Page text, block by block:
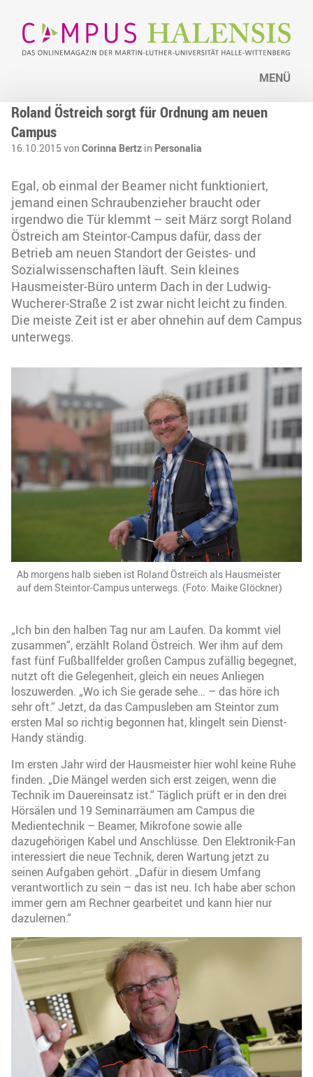
MENÜ
Roland Östreich sorgt für Ordnung am neuen
Campus
16.10.2015 von Corinna Bertz in Personalia
Egal, ob einmal der Beamer nicht funktioniert,
jemand einen Schraubenzieher braucht oder
irgendwo die Tür klemmt – seit März sorgt Roland
Östreich am Steintor-Campus dafür, dass der
Betrieb am neuen Standort der Geistes- und
Sozialwissenschaften läuft. Sein kleines
Hausmeister-Büro unterm Dach in der Ludwig-
Wucherer-Straße 2 ist zwar nicht leicht zu finden.
Die meiste Zeit ist er aber ohnehin auf dem Campus
unterwegs.
Ab morgens halb sieben ist Roland Östreich als Hausmeister
auf dem Steintor-Campus unterwegs. (Foto: Maike Glöckner)
„Ich bin den halben Tag nur am Laufen. Da kommt viel
zusammen“, erzählt Roland Östreich. Wer ihm auf dem
fast fünf Fußballfelder großen Campus zufällig begegnet,
nutzt oft die Gelegenheit, gleich ein neues Anliegen
loszuwerden. „Wo ich Sie gerade sehe… – das höre ich
sehr oft.“ Jetzt, da das Campusleben am Steintor zum
ersten Mal so richtig begonnen hat, klingelt sein Dienst-
Handy ständig.
Im ersten Jahr wird der Hausmeister hier wohl keine Ruhe
finden. „Die Mängel werden sich erst zeigen, wenn die
Technik im Dauereinsatz ist.“ Täglich prüft er in den drei
Hörsälen und 19 Seminarräumen am Campus die
Medientechnik – Beamer, Mikrofone sowie alle
dazugehörigen Kabel und Anschlüsse. Den Elektronik-Fan
interessiert die neue Technik, deren Wartung jetzt zu
seinen Aufgaben gehört. „Dafür in diesem Umfang
verantwortlich zu sein – das ist neu. Ich habe aber schon
immer gern am Rechner gearbeitet und kann hier nur
dazulernen.“